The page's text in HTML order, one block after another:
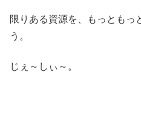
限りある資源を、もっともっ
う。
じぇ～しぃ～。